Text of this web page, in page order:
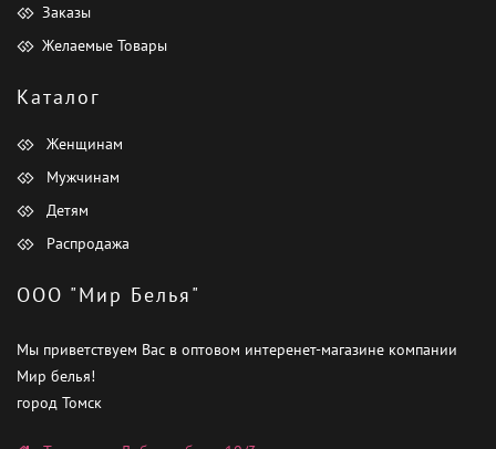
Заказы
Желаемые Товары
Каталог
Женщинам
Мужчинам
Детям
Распродажа
ООО "Мир Белья"
Мы приветствуем Вас в оптовом интеренет-магазине компании
Мир белья!
город Томск